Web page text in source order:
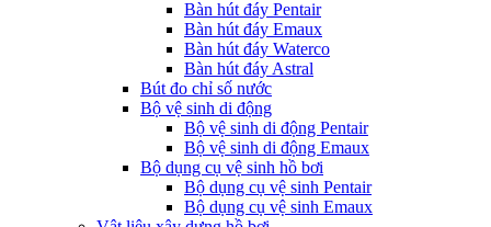
Bàn hút đáy Pentair
Bàn hút đáy Emaux
Bàn hút đáy Waterco
Bàn hút đáy Astral
Bút đo chỉ số nước
Bộ vệ sinh di động
Bộ vệ sinh di động Pentair
Bộ vệ sinh di động Emaux
Bộ dụng cụ vệ sinh hồ bơi
Bộ dụng cụ vệ sinh Pentair
Bộ dụng cụ vệ sinh Emaux